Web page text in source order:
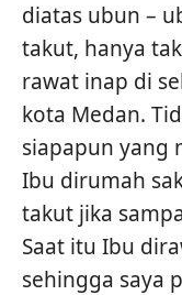
diatas ubun –
takut, hanya
rawat inap di
kota Medan.
siapapun yang
Ibu dirumah
takut jika
Saat itu Ibu
sehingga saya